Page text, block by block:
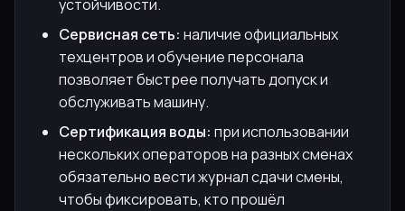
устойчивости.
Сервисная сеть: наличие официальных
техцентров и обучение персонала
позволяет быстрее получать допуск и
обслуживать машину.
Сертификация воды: при использовании
нескольких операторов на разных сменах
обязательно вести журнал сдачи смены,
чтобы фиксировать, кто прошёл